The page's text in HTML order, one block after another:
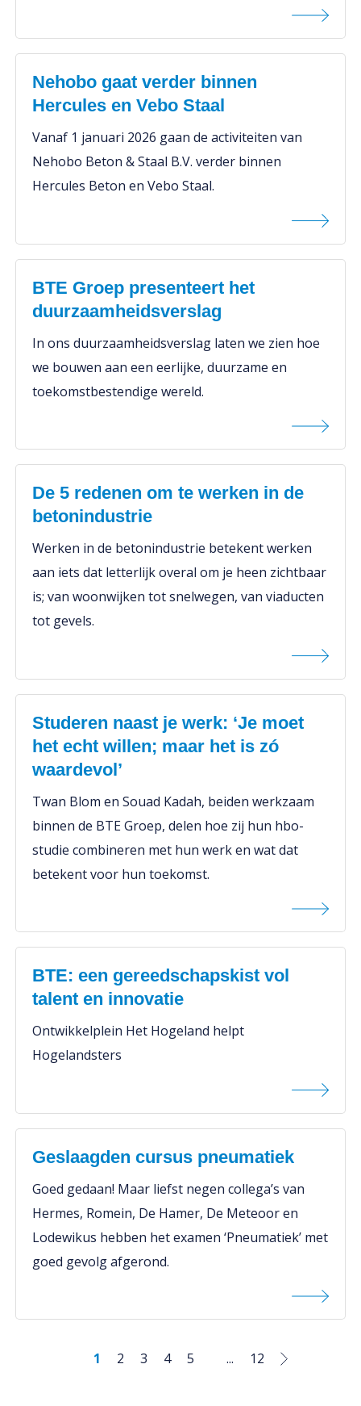
Nehobo gaat verder binnen
Hercules en Vebo Staal
Vanaf 1 januari 2026 gaan de activiteiten van
Nehobo Beton & Staal B.V. verder binnen
Hercules Beton en Vebo Staal.
BTE Groep presenteert het
duurzaamheidsverslag
In ons duurzaamheidsverslag laten we zien hoe
we bouwen aan een eerlijke, duurzame en
toekomstbestendige wereld.
De 5 redenen om te werken in de
betonindustrie
Werken in de betonindustrie betekent werken
aan iets dat letterlijk overal om je heen zichtbaar
is; van woonwijken tot snelwegen, van viaducten
tot gevels.
Studeren naast je werk: ‘Je moet
het echt willen; maar het is zó
waardevol’
Twan Blom en Souad Kadah, beiden werkzaam
binnen de BTE Groep, delen hoe zij hun hbo-
studie combineren met hun werk en wat dat
betekent voor hun toekomst.
BTE: een gereedschapskist vol
talent en innovatie
Ontwikkelplein Het Hogeland helpt
Hogelandsters
Geslaagden cursus pneumatiek
Goed gedaan! Maar liefst negen collega’s van
Hermes, Romein, De Hamer, De Meteoor en
Lodewikus hebben het examen ‘Pneumatiek’ met
goed gevolg afgerond.
1 2 3 4 5 ... 12